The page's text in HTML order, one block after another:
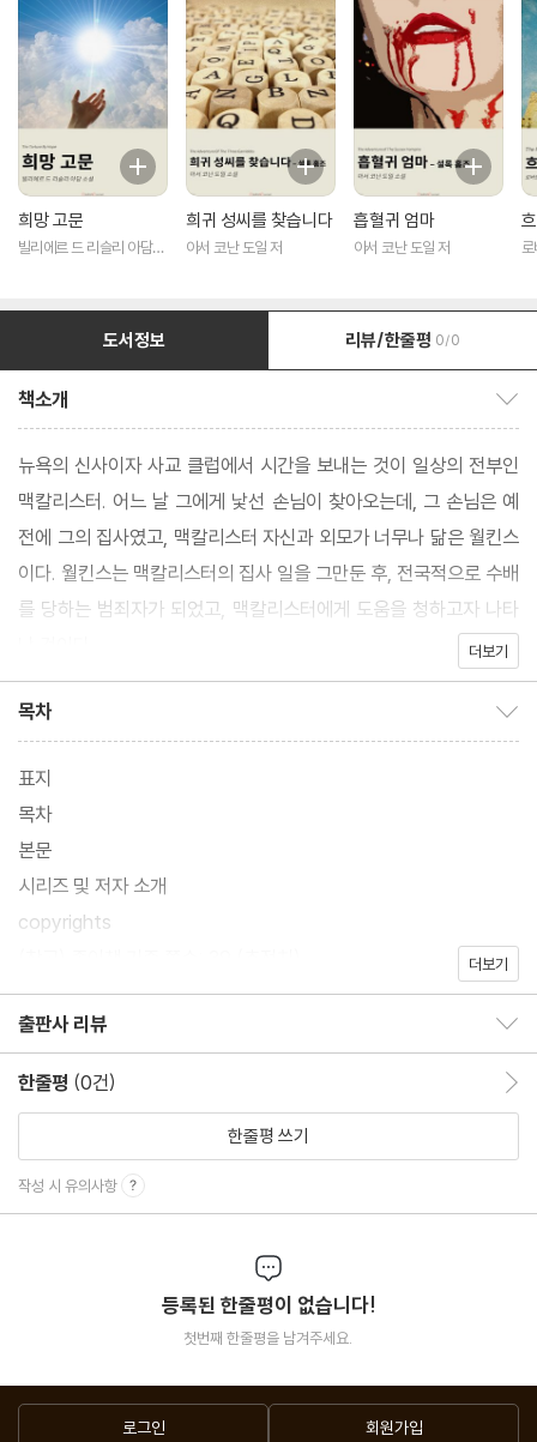
희망 고문
빌리에르 드 리슬리 아담
희귀 성씨를 찾습니다
아서 코난 도일 저
흡혈귀 엄마
아서 코난 도일 저
도서정보 리뷰/한줄평 0/0
책소개
뉴욕의 신사이자 사교 클럽에서 시간을 보내는 것이 일상의 전부인
맥칼리스터. 어느 날 그에게 낯선 손님이 찾아오는데, 그 손님은 예
전에 그의 집사였고, 맥칼리스터 자신과 외모가 너무나 닮은 월킨스
이다. 월킨스는 맥칼리스터의 집사 일을 그만둔 후, 전국적으로 수배
를 당하는 범죄자가 되었고, 맥칼리스터에게 도움을 청하고자 나타
더보기
목차
표지
목차
본문
시리즈 및 저자 소개
copyrights
더보기
출판사 리뷰
한줄평 (0건)
한줄평 쓰기
작성 시 유의사항
등록된 한줄평이 없습니다!
첫번째 한줄평을 남겨주세요.
로그인 회원가입